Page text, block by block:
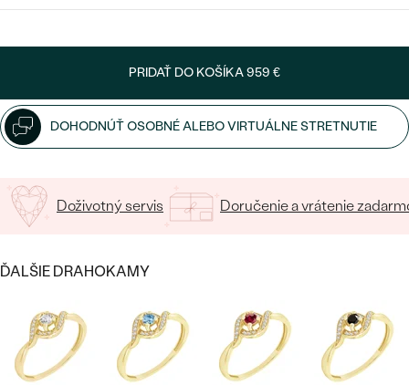
Najpredávanejšie
svadobné
obrúčky
DRAHOKAM
PODĽA MATERIÁLU
ZLATO
PLATINA
STRIEBRO
S LAB GROWN DIAMANTMI
S PERLAMI
PERSONALIZOVANÉ
SYMBOLICKÉ
MINIMALISTICKÉ
PODĽA PRÍLEŽITOSTI
LUXUSNÉ
PRIDAŤ DO KOŠÍKA959 €
DOHODNÚŤ OSOBNÉ ALEBO VIRTUÁLNE STRETNUTIE
Doživotný servis Doručenie a vrátenie
ĎALŠIE DRAHOKAMY